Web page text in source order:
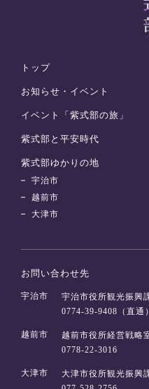
トップ
お知らせ・イベント
イベント「紫式部の旅」
紫式部と平安時代
紫式部ゆかりの地
宇治市
越前市
大津市
お問い合わせ先
宇治市
宇治市役所観光振興
0774-39-9408（直通）
越前市
越前市役所経営戦略
0778-22-3016
大津市
大津市役所観光振興